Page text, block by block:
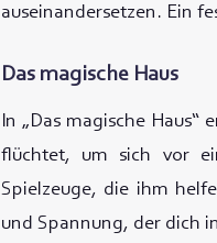
auseinandersetzen. Ein
Das magische Haus
In „Das magische
flüchtet, um sich vor
Spielzeuge, die ihm
und Spannung, der dich